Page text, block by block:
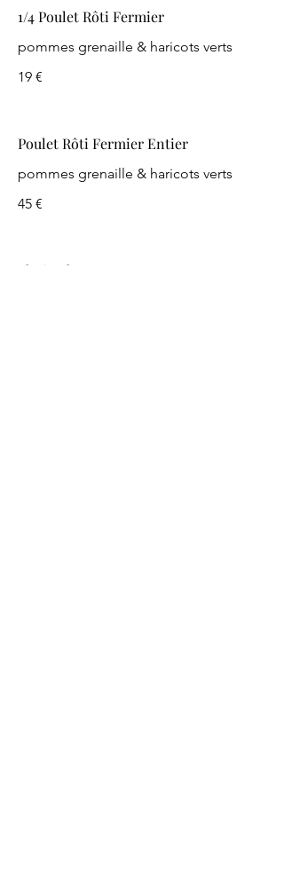
1/4 Poulet Rôti Fermier
pommes grenaille & haricots verts
19 €
Poulet Rôti Fermier Entier
pommes grenaille & haricots verts
45 €
Shnitzel